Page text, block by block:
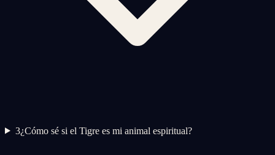
3¿Cómo sé si el Tigre es mi animal espiritual?